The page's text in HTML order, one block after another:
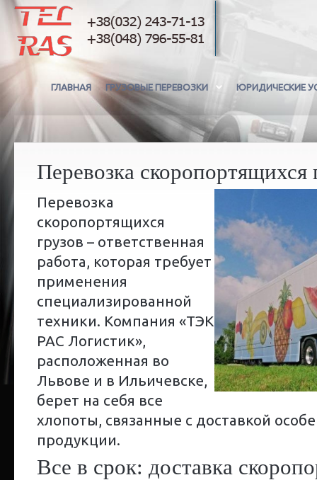
ГЛАВНАЯ ГРУЗОВЫЕ ПЕРЕВОЗКИ ЮРИДИЧЕСКИЕ
Перевозка скоропортящихся
Перевозка
скоропортящихся
грузов – ответственная
работа, которая требует
применения
специализированной
техники. Компания «ТЭК
РАС Логистик»,
расположенная во
Львове и в Ильичевске,
берет на себя все
хлопоты, связанные с доставкой
продукции.
Все в срок: доставка